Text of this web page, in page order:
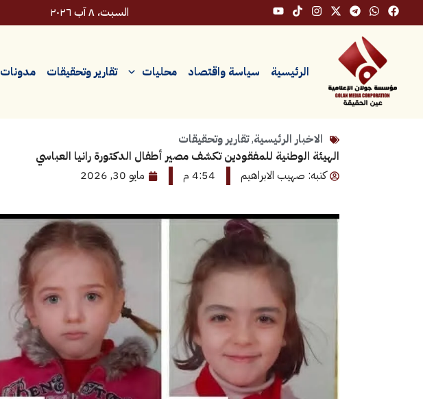
تخطي
إلى
السبت، ٨ آب ٢٠٢٦
الرئيسية سياسة واقتصاد محليات تقارير وتحقيقات مدونات
الاخبار الرئيسية,تقارير وتحقيقات
الهيئة الوطنية للمفقودين تكشف مصير أطفال الدكتورة رانيا العباسي
كتبه: صهيب الابراهيم
4:54 م مايو 30, 2026